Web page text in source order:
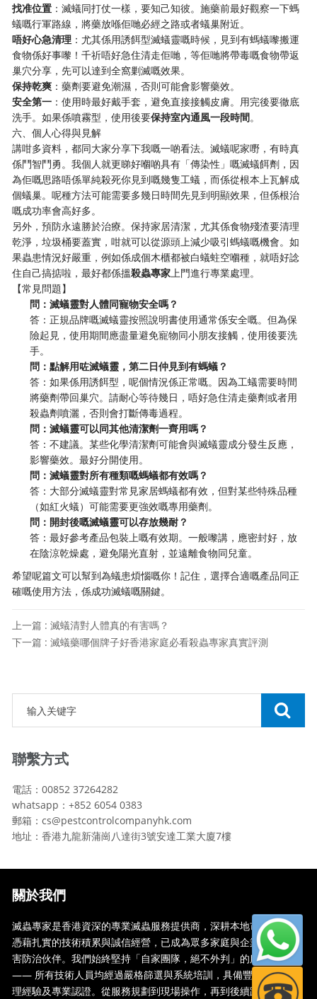
​找准位置​ ​：滅蟻同打仗一樣，要知己知彼。施藥前最好觀察一下螞
蟻嘅行軍路線，將藥放喺佢哋必經之路或者蟻巢附近。
​唔好心急清理​ ​：尤其係用誘餌型滅蟻靈嘅時候，見到有螞蟻嚟搬運
食物係好事嚟！千祈唔好急住清走佢哋，等佢哋將帶毒嘅食物帶返
巢穴分享，先可以達到全窩剿滅嘅效果。
​保持乾爽​ ​：藥劑要避免潮濕，否則可能會影響藥效。
​安全第一​ ​：使用時最好戴手套，避免直接接觸皮膚。用完後要徹底
洗手。如果係噴霧型，使用後要​​保持室內通風一段時間​​。
六、個人心得與見解
講咁多資料，都同大家分享下我嘅一啲看法。滅蟻呢家嘢，有時真
係鬥智鬥勇。我個人就更睇好嗰啲具有「傳染性」嘅滅蟻餌劑，因
為佢嘅思路唔係單純殺死你見到嘅幾隻工蟻，而係從根本上瓦解成
個蟻巢。呢種方法可能需要多幾日時間先見到明顯效果，但係根治
嘅成功率會高好多。
另外，預防永遠勝於治療。保持家居清潔，尤其係食物殘渣要清理
乾淨，垃圾桶要蓋實，咁就可以從源頭上減少吸引螞蟻嘅機會。如
果蟲患情況好嚴重，例如係成個木櫃都被白蟻蛀空嗰種，就唔好諗
住自己搞掂啦，最好都係搵​​殺蟲專家​​上門進行專業處理。
【常見問題】
​問：滅蟻靈對人體同寵物安全嗎？​
答：正規品牌嘅滅蟻靈按照說明書使用通常係安全嘅。但為保
險起見，使用期間應盡量避免寵物同小朋友接觸，使用後要洗
手。
​問：點解用咗滅蟻靈，第二日仲見到有螞蟻？​
答：如果係用誘餌型，呢個情況係正常嘅。因為工蟻需要時間
將藥劑帶回巢穴。請耐心等待幾日，唔好急住清走藥劑或者用
殺蟲劑噴灑，否則會打斷傳毒過程。
​問：滅蟻靈可以同其他清潔劑一齊用嗎？​
答：不建議。某些化學清潔劑可能會與滅蟻靈成分發生反應，
影響藥效。最好分開使用。
​問：滅蟻靈對所有種類嘅螞蟻都有效嗎？​
答：大部分滅蟻靈對常見家居螞蟻都有效，但對某些特殊品種
（如紅火蟻）可能需要更強效嘅專用藥劑。
​問：開封後嘅滅蟻靈可以存放幾耐？​
答：最好參考產品包裝上嘅有效期。一般嚟講，應密封好，放
在陰涼乾燥處，避免陽光直射，並遠離食物同兒童。
希望呢篇文可以幫到為蟻患煩惱嘅你！記住，選擇合適嘅產品同正
確嘅使用方法，係成功滅蟻嘅關鍵。
上一篇 : 滅蟻清對人體真的有害嗎？
下一篇 : 滅蟻藥哪個牌子好香港家庭必看殺蟲專家真實評測
聯繫方式
電話：00852 37264282
whatsapp：+852 6054 0383
郵箱：cs@pestcontrolcompanyhk.com
地址：香港九龍新蒲崗八達街3號安達工業大廈7樓
關於我們
滅蟲專家是香港資深的專業滅蟲服務提供商，深耕本地市場多年，
憑藉扎實的技術積累與誠信經營，已成為眾多家庭與企業信賴的蟲
害防治伙伴。我們始終堅持「自家團隊，絕不外判」的服務承諾
—— 所有技術人員均經過嚴格篩選與系統培訓，具備豐富的現場處
理經驗及專業認證。從服務規劃到現場操作，再到後續跟蹤，全...